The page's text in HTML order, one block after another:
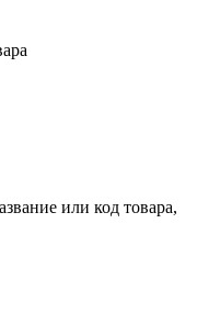
или код товара,